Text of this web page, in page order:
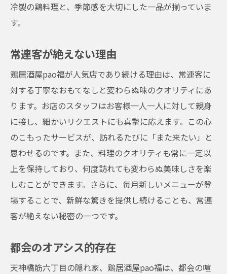
冷製の鶏料理と、季節感を大切にした一品が揃っていま
す。
常連客が絶えない理由
鶏居酒屋pao福が人気店であり続ける理由は、常連客に
対する丁寧なおもてなしと変わらぬ味のクオリティにあ
ります。お店のスタッフはお客様一人一人に対して親身
に接し、細かいリクエストにも真摯に応えます。この心
のこもったサービスが、訪れるたびに「また来たい」と
思わせるのです。また、料理のクオリティも常に一定以
上を保持しており、何度訪れても変わらぬ美味しさを楽
しむことができます。さらに、毎月新しいメニューが登
場することで、新鮮な驚きを提供し続けることも、常連
客が絶えない秘密の一つです。
都会のオアシス的存在
天神橋筋六丁目の隠れ家、鶏居酒屋pao福は、都会の喧